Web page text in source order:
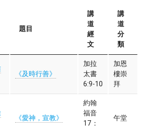
題目
講
道
經
文
講
道
分
類
《及時行善》
加拉
太書
6:9-10
加恩
樓崇
拜
《愛神，宣教》
約翰
福音
17：
午堂